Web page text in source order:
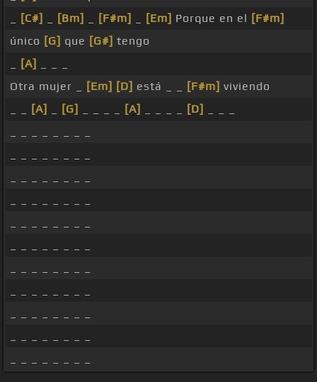
[C#] [Bm] [F#m] [Em] Porque en el [F#m]
único [G] que [G#] tengo
[A]
Otra mujer _
[Em] [D] está _ _ [F#m] viviendo
[A] [G] [A] [D]